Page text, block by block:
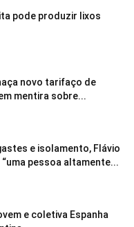
pode produzir lixos
novo tarifaço de
mentira sobre...
e isolamento, Flávio
pessoa altamente...
e coletiva Espanha